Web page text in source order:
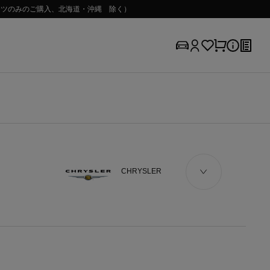
のみのご購入、北海道・沖縄 除く）
CHRYSLER